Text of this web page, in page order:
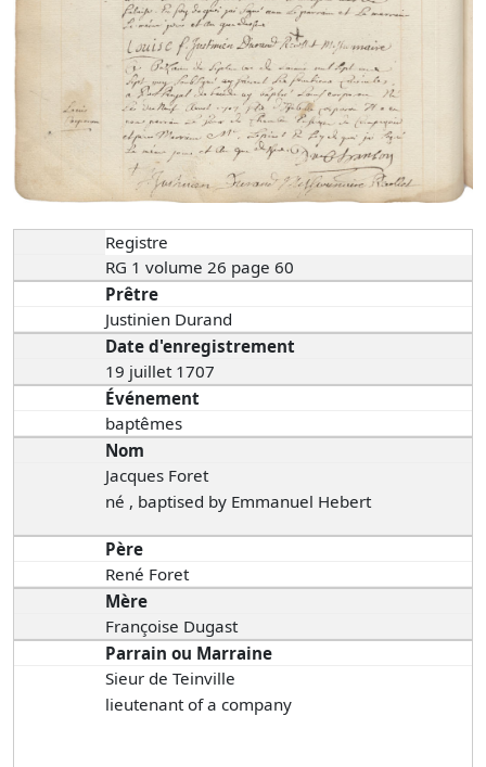
Registre
RG 1 volume 26 page 60
Prêtre
Justinien Durand
Date d'enregistrement
19 juillet 1707
Événement
baptêmes
Nom
Jacques Foret
né , baptised by Emmanuel Hebert
Père
René Foret
Mère
Françoise Dugast
Parrain ou Marraine
Sieur de Teinville
lieutenant of a company